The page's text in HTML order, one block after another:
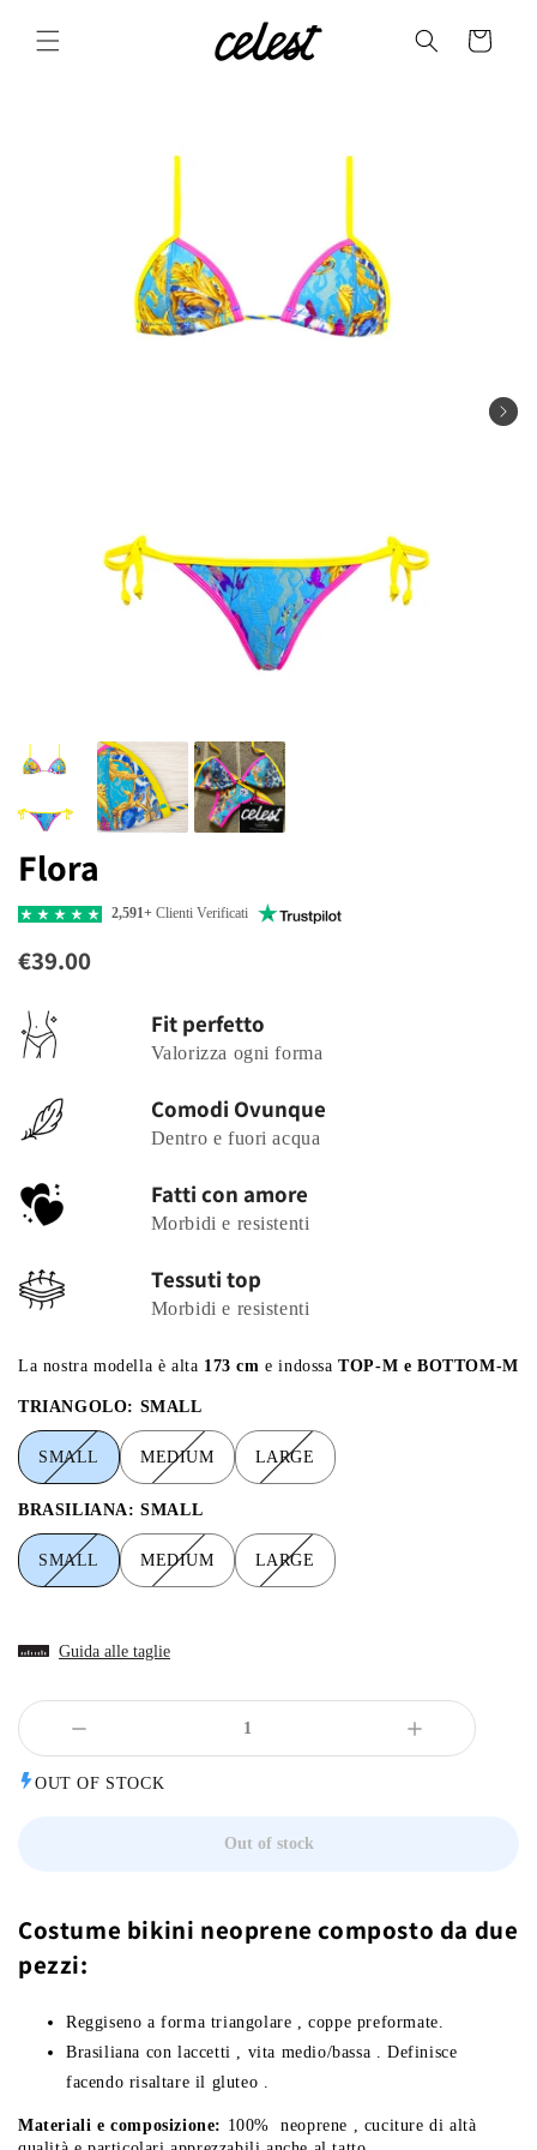
content
Cart
Flora
2,591+ Clienti Verificati
€39.00
Fit perfetto
Valorizza ogni forma
Comodi Ovunque
Dentro e fuori acqua
Fatti con amore
Morbidi e resistenti
Tessuti top
Morbidi e resistenti
La nostra modella è alta 173 cm e indossaTOP-M e BOTTOM-M
TRIANGOLO: SMALL
SMALL
SMALL
MEDIUM
MEDIUM
LARGE
LARGE
BRASILIANA:SMALL
SMALL
SMALL
MEDIUM
MEDIUM
LARGE
LARGE
Guida alle taglie
OUT OF STOCK
Out of stock
Costume bikini neoprenecomposto da due
pezzi:
Reggiseno a forma triangolare , coppe preformate.
Brasiliana con laccetti , vita medio/bassa . Definisce
facendo risaltare il gluteo .
Materiali e composizione: 100% neoprene , cuciture di altà